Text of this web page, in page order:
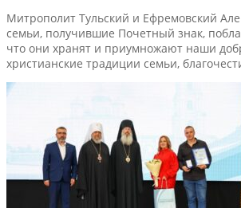
Митрополит Тульский и Ефремовский
семьи, получившие Почетный знак,
что они хранят и приумножают наши
христианские традиции семьи,